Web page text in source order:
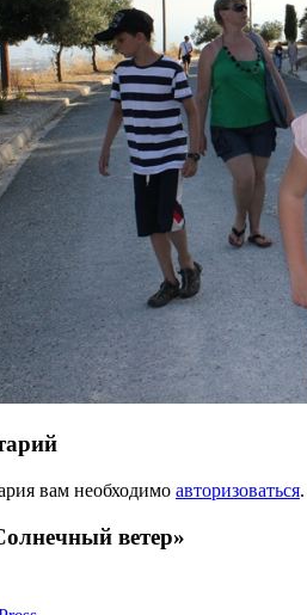
вам необходимо авторизоваться.
ветер»